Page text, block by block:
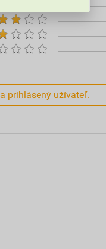
prihlásený užívateľ.